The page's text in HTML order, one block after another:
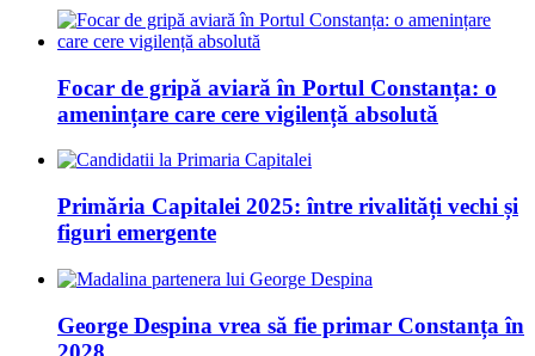
Focar de gripă aviară în Portul Constanța: o
amenințare care cere vigilență absolută
Primăria Capitalei 2025: între rivalități vechi și
figuri emergente
George Despina vrea să fie primar Constanța în